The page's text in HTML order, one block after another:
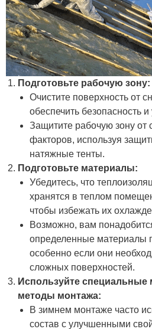
Подготовьте рабочую зону:
Очистите поверхность от
обеспечить безопасность
Защитите рабочую зону от
факторов, используя
натяжные тенты.
Подготовьте материалы:
Убедитесь, что
хранятся в теплом
чтобы избежать их
Возможно, вам
определенные материалы
особенно если они
сложных поверхностей.
Используйте специальные
методы монтажа:
В зимнем монтаже часто
состав с улучшенными